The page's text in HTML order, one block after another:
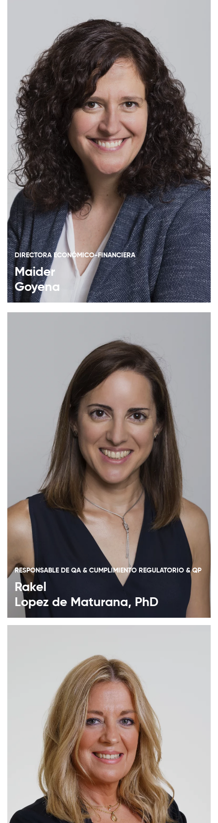
DIRECTORA ECONÓMICO-FINANCIERA
Maider
Goyena
RESPONSABLE DE QA & CUMPLIMIENTO REGULATORIO & QP
Rakel
Lopez de Maturana, PhD